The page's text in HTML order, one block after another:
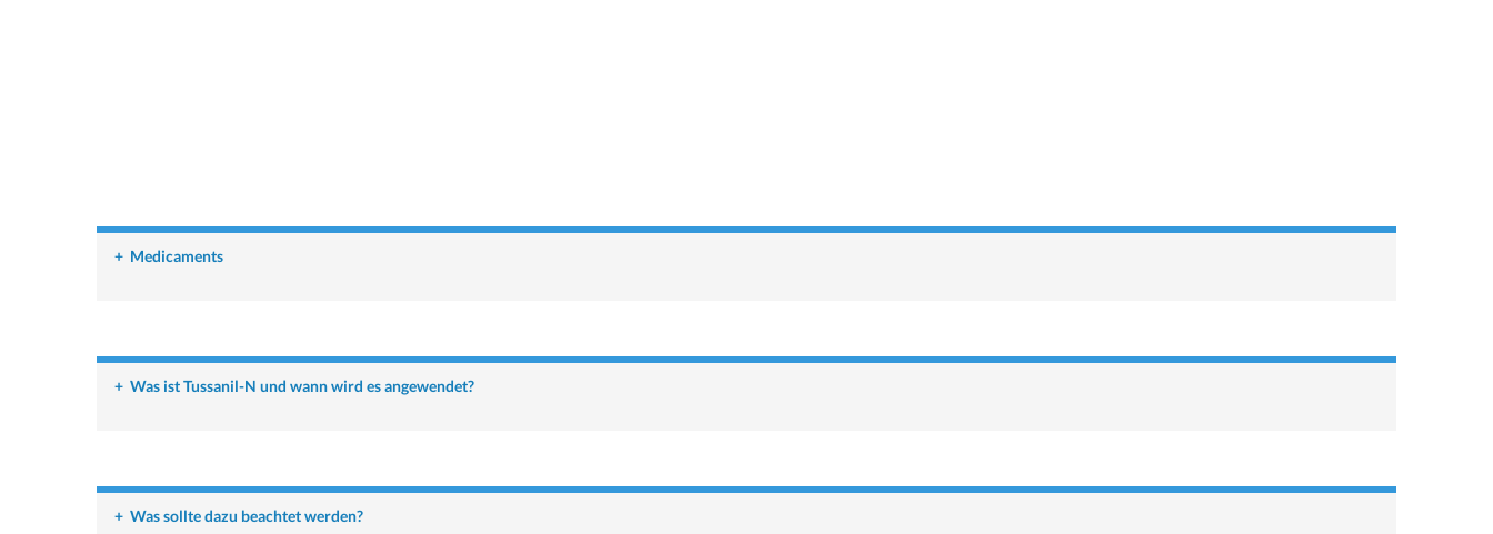
+ Medicaments
+ Was ist Tussanil-N und wann wird es angewendet?
+ Was sollte dazu beachtet werden?